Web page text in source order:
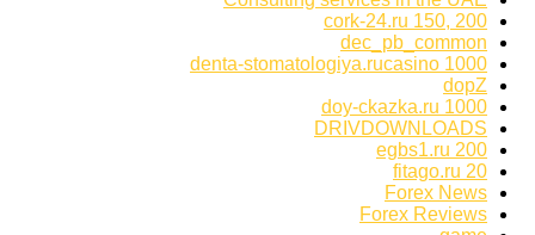
cork-24.ru 150, 200
dec_pb_common
denta-stomatologiya.rucasino 1000
dopZ
doy-ckazka.ru 1000
DRIVDOWNLOADS
egbs1.ru 200
fitago.ru 20
Forex News
Forex Reviews